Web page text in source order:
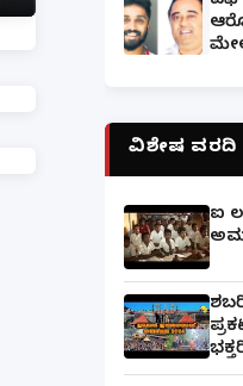
ವಿಶೇಷ ವರದಿ
ಐ